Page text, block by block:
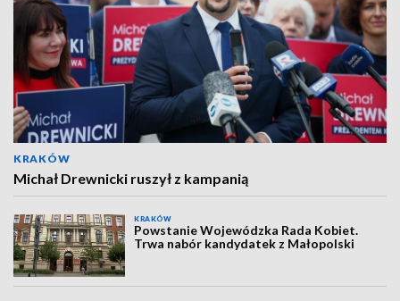
KRAKÓW
Michał Drewnicki ruszył z kampanią
KRAKÓW
Powstanie Wojewódzka Rada Kobiet.
Trwa nabór kandydatek z Małopolski